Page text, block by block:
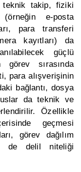
teknik takip, fiziki
e-posta
para transferi
kayıtları) da
güçlü
görev sırasında
para alışverişinin
bağlantı, dosya
da teknik ve
Özellikle
geçmesi
görev dağılım
de delil niteliği